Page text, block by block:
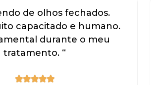
de olhos fechados.
capacitado e humano.
durante o meu
tratamento. “
